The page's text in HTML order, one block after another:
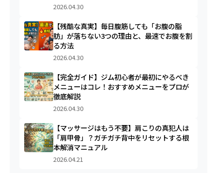
2026.04.30
【残酷な真実】毎日腹筋しても「お腹の脂
肪」が落ちない3つの理由と、最速でお腹を割
る方法
2026.04.30
【完全ガイド】ジム初心者が最初にやるべき
メニューはコレ！おすすめメニューをプロが
徹底解説
2026.04.30
【マッサージはもう不要】肩こりの真犯人は
「肩甲骨」？ガチガチ背中をリセットする根
本解消マニュアル
2026.04.21